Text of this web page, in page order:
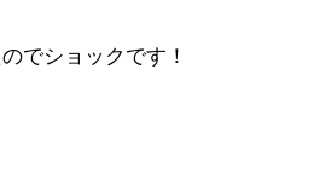
でショックです！